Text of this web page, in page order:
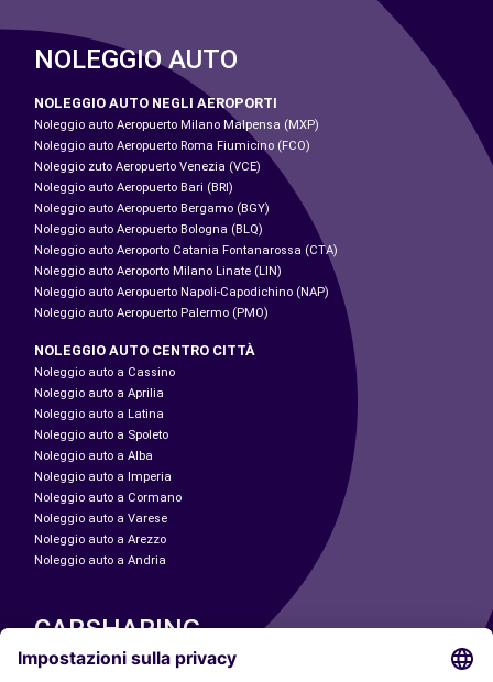
NOLEGGIO AUTO
NOLEGGIO AUTO NEGLI AEROPORTI
Noleggio auto Aeropuerto Milano Malpensa (MXP)
Noleggio auto Aeropuerto Roma Fiumicino (FCO)
Noleggio zuto Aeropuerto Venezia (VCE)
Noleggio auto Aeropuerto Bari (BRI)
Noleggio auto Aeropuerto Bergamo (BGY)
Noleggio auto Aeropuerto Bologna (BLQ)
Noleggio auto Aeroporto Catania Fontanarossa (CTA)
Noleggio auto Aeroporto Milano Linate (LIN)
Noleggio auto Aeropuerto Napoli-Capodichino (NAP)
Noleggio auto Aeropuerto Palermo (PMO)
NOLEGGIO AUTO CENTRO CITTÀ
Noleggio auto a Cassino
Noleggio auto a Aprilia
Noleggio auto a Latina
Noleggio auto a Spoleto
Noleggio auto a Alba
Noleggio auto a Imperia
Noleggio auto a Cormano
Noleggio auto a Varese
Noleggio auto a Arezzo
Noleggio auto a Andria
CARSHARING
LE NOSTRE CITTÀ